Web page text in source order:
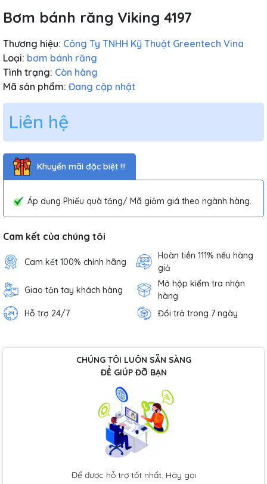
Bơm bánh răng Viking 4197
Thương hiệu: Công Ty TNHH Kỹ Thuật Greentech Vina
Loại: bơm bánh răng
Tình trạng: Còn hàng
Mã sản phẩm: Đang cập nhật
Liên hệ
Khuyến mãi đặc biệt !!!
Áp dụng Phiếu quà tặng/ Mã giảm giá theo ngành hàng.
Cam kết của chúng tôi
Cam kết 100% chính hãng
Hoàn tiền 111% nếu hàng
giả
Giao tận tay khách hàng
Mở hộp kiểm tra nhận
hàng
Hỗ trợ 24/7
Đổi trả trong 7 ngày
CHÚNG TÔI LUÔN SẴN SÀNG
ĐỂ GIÚP ĐỠ BẠN
Để được hỗ trợ tốt nhất. Hãy gọi